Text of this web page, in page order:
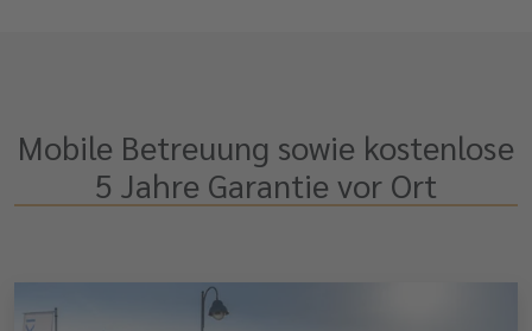
Mobile Betreuung sowie kostenlose
5 Jahre Garantie vor Ort